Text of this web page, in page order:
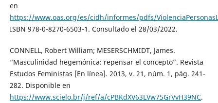
en
https://www.oas.org/es/cidh/informes/pdfs/
ISBN 978-0-8270-6503-1. Consultado el 28/03/2022.
CONNELL, Robert William; MESERSCHMIDT, James.
“Masculinidad hegemónica: repensar el concepto”. Revista
Estudos Feministas [En línea]. 2013, v. 21, núm. 1, pág. 241-
282. Disponible en
https://www.scielo.br/j/ref/a/cPBKdXV63LVw75GrVvH39NC.